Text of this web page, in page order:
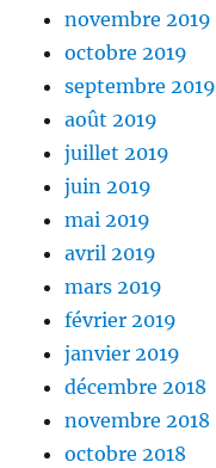
novembre 2019
octobre 2019
septembre 2019
août 2019
juillet 2019
juin 2019
mai 2019
avril 2019
mars 2019
février 2019
janvier 2019
décembre 2018
novembre 2018
octobre 2018